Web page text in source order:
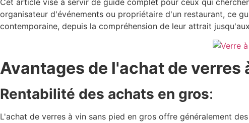
Cet article vise à servir de guide complet pour ceux qui
organisateur d'événements ou propriétaire d'un restaurant, ce
contemporaine, depuis la compréhension de leur attrait
Avantages de l'achat de verres
Rentabilité des achats en gros:
L'achat de verres à vin sans pied en gros offre généralement